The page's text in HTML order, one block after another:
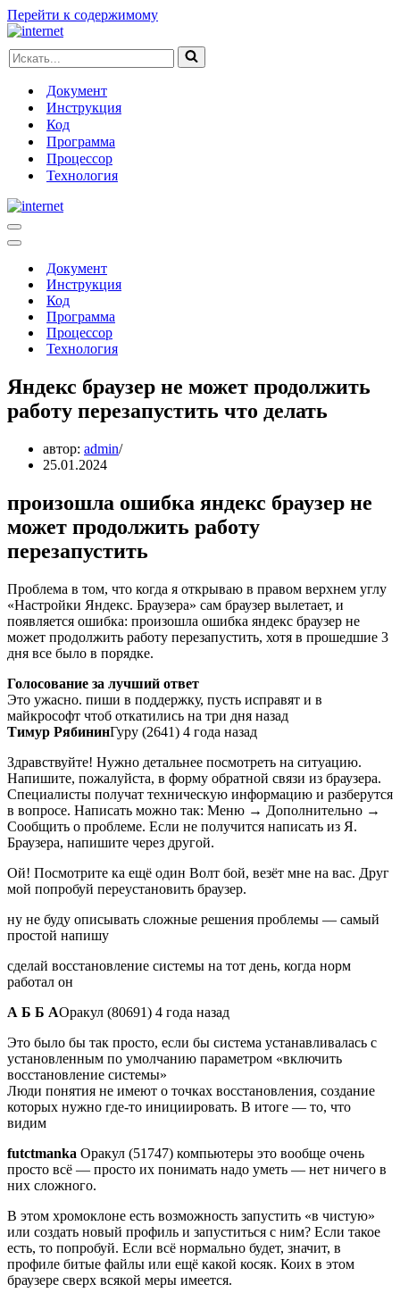
Перейти к содержимому
Искать...
Документ
Инструкция
Код
Программа
Процессор
Технология
Меню
навигации
Меню
навигацииДокумент
Инструкция
Код
Программа
Процессор
Технология
Яндекс браузер не может продолжить
работу перезапустить что делать
автор: admin
25.01.2024
произошла ошибка яндекс браузер не
может продолжить работу
перезапустить
Проблема в том, что когда я открываю в правом верхнем углу
«Настройки Яндекс. Браузера» сам браузер вылетает, и
появляется ошибка: произошла ошибка яндекс браузер не
может продолжить работу перезапустить, хотя в прошедшие 3
дня все было в порядке.
Голосование за лучший ответ
Это ужасно. пиши в поддержку, пусть исправят и в
майкрософт чтоб откатились на три дня назад
Тимур РябининГуру (2641) 4 года назад
Здравствуйте! Нужно детальнее посмотреть на ситуацию.
Напишите, пожалуйста, в форму обратной связи из браузера.
Специалисты получат техническую информацию и разберутся
в вопросе. Написать можно так: Меню → Дополнительно →
Сообщить о проблеме. Если не получится написать из Я.
Браузера, напишите через другой.
Ой! Посмотрите ка ещё один Волт бой, везёт мне на вас. Друг
мой попробуй переустановить браузер.
ну не буду описывать сложные решения проблемы — самый
простой напишу
сделай восстановление системы на тот день, когда норм
работал он
А Б Б АОракул (80691) 4 года назад
Это было бы так просто, если бы система устанавливалась с
установленным по умолчанию параметром «включить
восстановление системы»
Люди понятия не имеют о точках восстановления, создание
которых нужно где-то инициировать. В итоге — то, что
видим
futctmanka Оракул (51747) компьютеры это вообще очень
просто всё — просто их понимать надо уметь — нет ничего в
них сложного.
В этом хромоклоне есть возможность запустить «в чистую»
или создать новый профиль и запуститься с ним? Если такое
есть, то попробуй. Если всё нормально будет, значит, в
профиле битые файлы или ещё какой косяк. Коих в этом
браузере сверх всякой меры имеется.